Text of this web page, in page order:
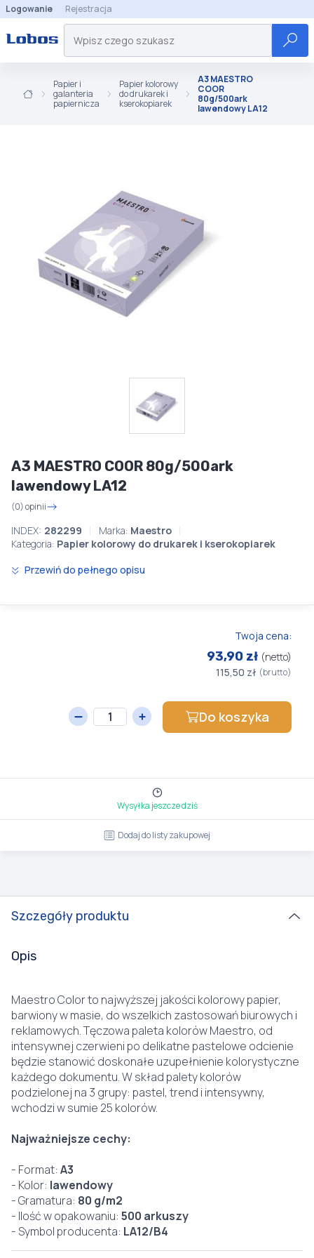
Logowanie Rejestracja
Papier i
galanteria
papiernicza
Papier kolorowy
do drukarek i
kserokopiarek
A3 MAESTRO
COOR
80g/500ark
lawendowy LA12
A3 MAESTRO COOR 80g/500ark
lawendowy LA12
(0) opinii
INDEX: 282299 Marka: Maestro
Kategoria: Papier kolorowy do drukarek i kserokopiarek
Przewiń do pełnego opisu
Twoja cena:
93,90 zł (netto)
115,50 zł (brutto)
Do koszyka
Wysyłka jeszcze dziś
Dodaj do listy zakupowej
Szczegóły produktu
Opis
Maestro Color to najwyższej jakości kolorowy papier,
barwiony w masie, do wszelkich zastosowań biurowych i
reklamowych. Tęczowa paleta kolorów Maestro, od
intensywnej czerwieni po delikatne pastelowe odcienie
będzie stanowić doskonałe uzupełnienie kolorystyczne
każdego dokumentu. W skład palety kolorów
podzielonej na 3 grupy: pastel, trend i intensywny,
wchodzi w sumie 25 kolorów.
Najważniejsze cechy:
- Format: A3
- Kolor: lawendowy
- Gramatura: 80 g/m2
- Ilość w opakowaniu: 500 arkuszy
- Symbol producenta: LA12/B4